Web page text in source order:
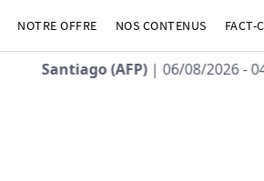
NOTRE OFFRE NOS CONTENUS FACT-
Santiago (AFP)| 06/08/2026 -